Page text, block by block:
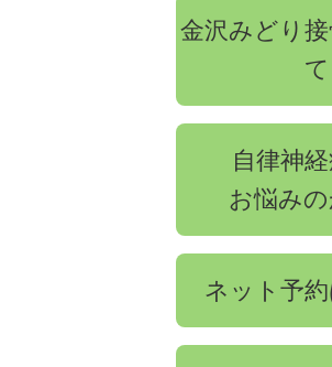
金沢みどり
て
自律神
お悩み
ネット予